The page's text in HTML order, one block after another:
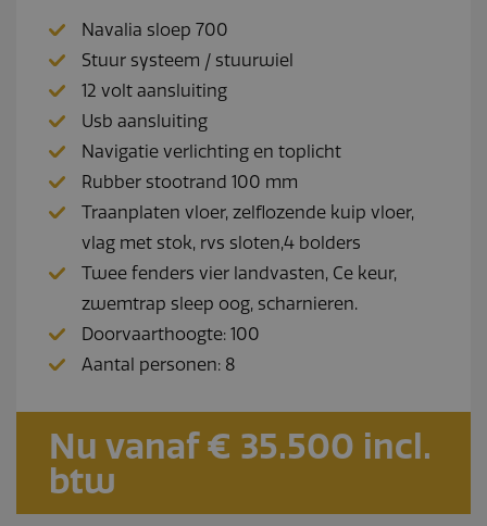
Navalia sloep 700
Stuur systeem / stuurwiel
12 volt aansluiting
Usb aansluiting
Navigatie verlichting en toplicht
Rubber stootrand 100 mm
Traanplaten vloer, zelflozende kuip vloer,
vlag met stok, rvs sloten,4 bolders
Twee fenders vier landvasten, Ce keur,
zwemtrap sleep oog, scharnieren.
Doorvaarthoogte: 100
Aantal personen: 8
Nu vanaf € 35.500 incl.
btw